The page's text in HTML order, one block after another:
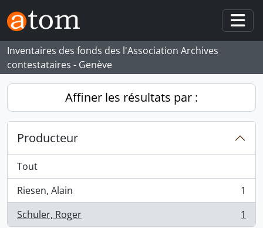
Skip to main content
Inventaires des fonds des l'Association Archives
contestataires - Genève
Affiner les résultats par :
Producteur
Tout
Riesen, Alain
, 1 résultats
1
Schuler, Roger
, 1 résultats 1